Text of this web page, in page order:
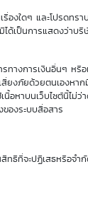
งใดๆ และโปรดท
เป็นการแสดงว่า
างการเงินอื่นๆ ห
งภัยด้วยตนเองหา
หาบนเว็บไซต์นี้ไ
องระบบสื่อสาร
ที่จะปฏิเสธหรือจำ
ซื้อขายปัจจุบัน
8 ส.ค. 2569
-